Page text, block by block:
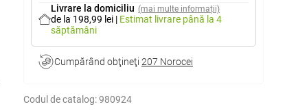
Livrare la domiciliu (mai multe informații)
de la 198,99 lei | Estimat livrare până la 4
săptămâni
Cumpărând obţineţi 207 Norocei
Codul de catalog:980924